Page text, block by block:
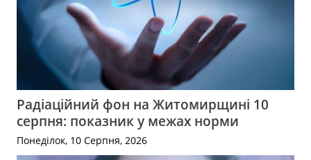
Радіаційний фон на Житомирщині 10
серпня: показник у межах норми
Понеділок, 10 Серпня, 2026